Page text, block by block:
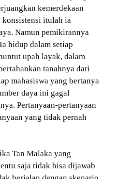
kemerdekaan
konsistensi itulah ia
Namun pemikirannya
hidup dalam setiap
upah layak, dalam
tanahnya dari
mahasiswa yang bertanya
daya ini gagal
Pertanyaan-pertanyaan
yang tidak pernah
Tan Malaka yang
saja tidak bisa dijawab